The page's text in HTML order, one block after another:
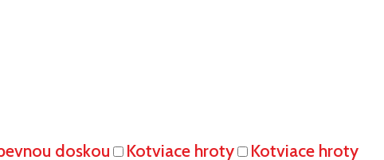
doskou Kotviace hroty
Kotviace hroty